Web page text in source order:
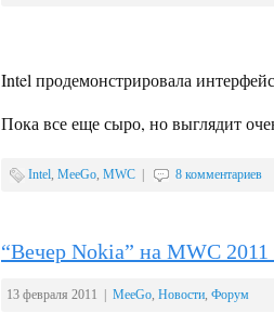
Intel продемонстрировала
Пока все еще сыро, но выглядит
Intel, MeeGo, MWC 8 комментариев
“Вечер Nokia” на MWC
13 февраля 2011 | MeeGo, Новости, Форум